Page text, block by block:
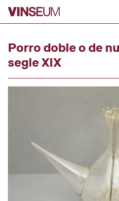
Anar al contingut
Porro doble o de
segle XIX